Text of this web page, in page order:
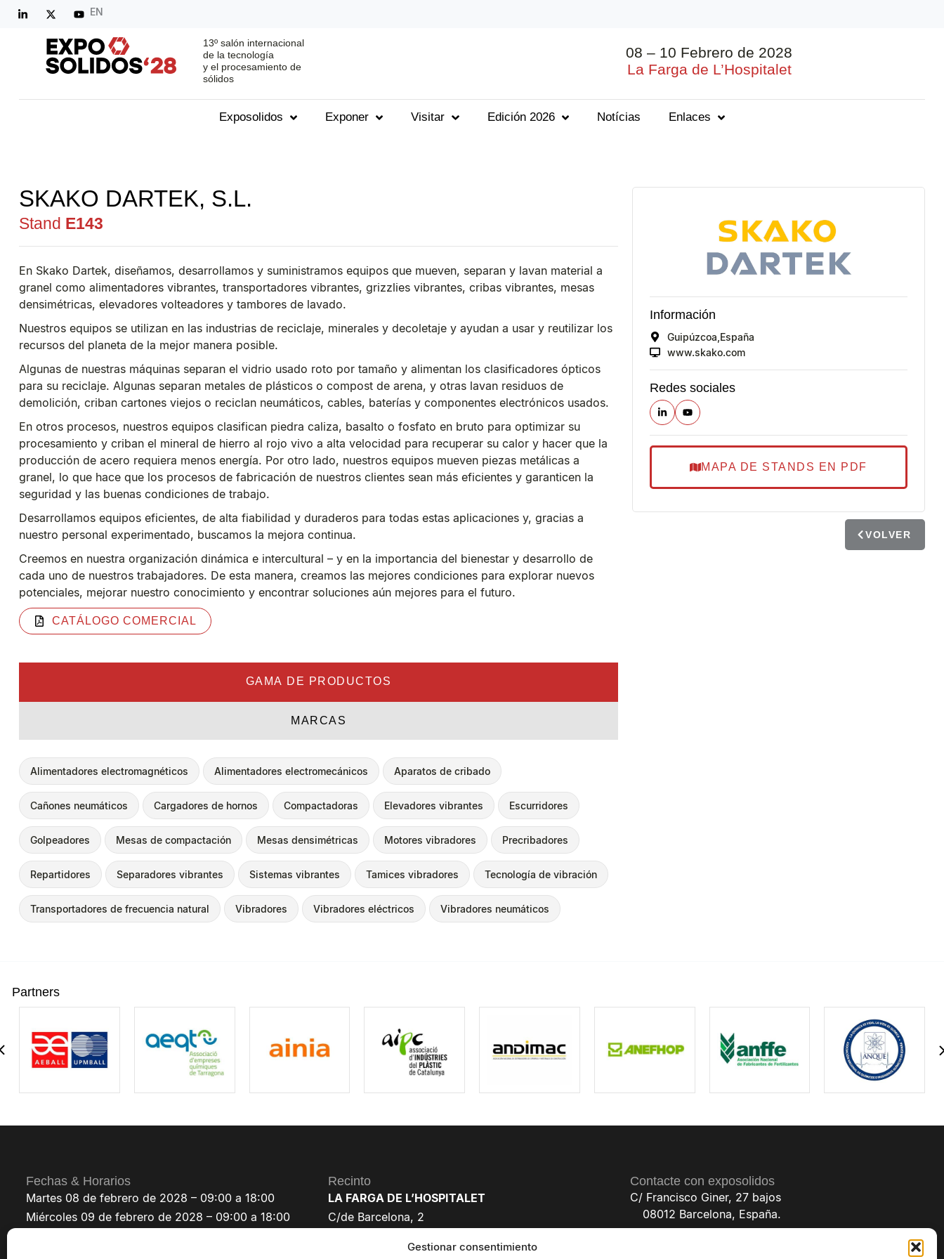
Gestionar consentimiento
EN
13º salón internacional
de la tecnología
y el procesamiento de
sólidos
08 – 10 Febrero de 2028
La Farga de L’Hospitalet
Exposolidos Exponer Visitar Edición 2026 Notícias Enlaces
SKAKO DARTEK, S.L.
Stand E143
En Skako Dartek, diseñamos, desarrollamos y suministramos equipos que mueven, separan y lavan material a
granel como alimentadores vibrantes, transportadores vibrantes, grizzlies vibrantes, cribas vibrantes, mesas
densimétricas, elevadores volteadores y tambores de lavado.
Nuestros equipos se utilizan en las industrias de reciclaje, minerales y decoletaje y ayudan a usar y reutilizar los
recursos del planeta de la mejor manera posible.
Algunas de nuestras máquinas separan el vidrio usado roto por tamaño y alimentan los clasificadores ópticos
para su reciclaje. Algunas separan metales de plásticos o compost de arena, y otras lavan residuos de
demolición, criban cartones viejos o reciclan neumáticos, cables, baterías y componentes electrónicos usados.
En otros procesos, nuestros equipos clasifican piedra caliza, basalto o fosfato en bruto para optimizar su
procesamiento y criban el mineral de hierro al rojo vivo a alta velocidad para recuperar su calor y hacer que la
producción de acero requiera menos energía. Por otro lado, nuestros equipos mueven piezas metálicas a
granel, lo que hace que los procesos de fabricación de nuestros clientes sean más eficientes y garanticen la
seguridad y las buenas condiciones de trabajo.
Desarrollamos equipos eficientes, de alta fiabilidad y duraderos para todas estas aplicaciones y, gracias a
nuestro personal experimentado, buscamos la mejora continua.
Creemos en nuestra organización dinámica e intercultural – y en la importancia del bienestar y desarrollo de
cada uno de nuestros trabajadores. De esta manera, creamos las mejores condiciones para explorar nuevos
potenciales, mejorar nuestro conocimiento y encontrar soluciones aún mejores para el futuro.
CATÁLOGO COMERCIAL
GAMA DE PRODUCTOS
MARCAS
Alimentadores electromagnéticos Alimentadores electromecánicos Aparatos de cribado
Cañones neumáticos Cargadores de hornos Compactadoras Elevadores vibrantes Escurridores
Golpeadores Mesas de compactación Mesas densimétricas Motores vibradores Precribadores
Repartidores Separadores vibrantes Sistemas vibrantes Tamices vibradores Tecnología de vibración
Transportadores de frecuencia natural Vibradores Vibradores eléctricos Vibradores neumáticos
Información
Guipúzcoa, España
www.skako.com
Redes sociales
MAPA DE STANDS EN PDF
VOLVER
Partners
Fechas & Horarios
Martes 08 de febrero de 2028 – 09:00 a 18:00
Miércoles 09 de febrero de 2028 – 09:00 a 18:00
Recinto
LA FARGA DE L’HOSPITALET
C/de Barcelona, 2
Contacte con exposolidos
C/ Francisco Giner, 27 bajos
08012 Barcelona, España.